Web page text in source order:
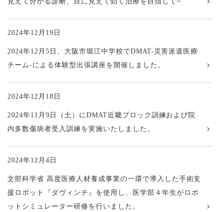
2024年12月19日
2024年12月5日、大阪市堀江中学校でDMAT-災害派遣医療
チーム-による体験型出張講座を開催しました。
2024年12月18日
2024年11月9日（土）にDMAT近畿ブロック訓練および院
内多数傷病者受入訓練を実施いたしました。
2024年12月4日
文部科学省 高度医療人材養成事業の一環で導入した手術支
援ロボット『ダヴィンチ』を使用し、医学部４年生がロボ
ットシミュレーター研修を行いました。